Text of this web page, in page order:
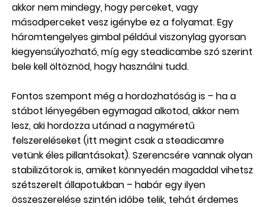
akkor nem mindegy, hogy perceket, vagy
másodperceket vesz igénybe ez a folyamat. Egy
háromtengelyes gimbal például viszonylag gyorsan
kiegyensúlyozható, míg egy steadicambe szó szerint
bele kell öltöznöd, hogy használni tudd.
Fontos szempont még a hordozhatóság is – ha a
stábot lényegében egymagad alkotod, akkor nem
lesz, aki hordozza utánad a nagyméretű
felszereléseket (itt megint csak a steadicamre
vetünk éles pillantásokat). Szerencsére vannak olyan
stabilizátorok is, amiket könnyedén magaddal vihetsz
szétszerelt állapotukban – habár egy ilyen
összeszerelése szintén időbe telik, tehát érdemes